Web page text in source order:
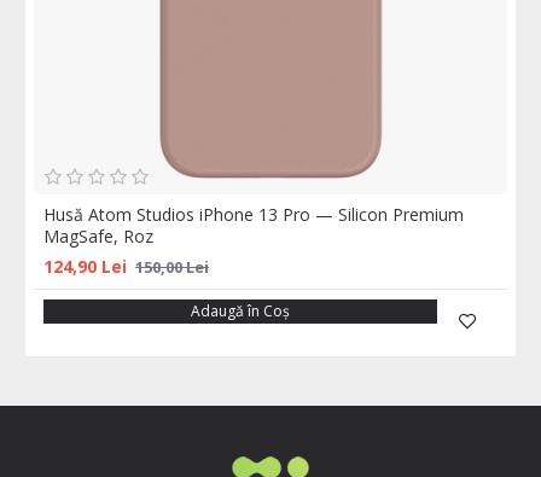
Husă Atom Studios iPhone 13 Pro — Silicon Premium
MagSafe, Roz
124,90 Lei 150,00 Lei
Adaugă în Coş